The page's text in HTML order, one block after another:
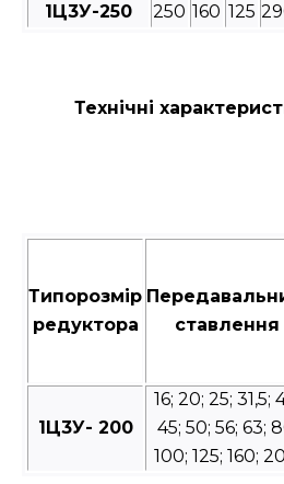
1Ц3У-250
250 160 125
Технічні
Типорозмір
редуктора
ставлення
1Ц3У- 200
16; 20; 25; 31,5;
45; 50; 56; 63;
100; 125; 160;